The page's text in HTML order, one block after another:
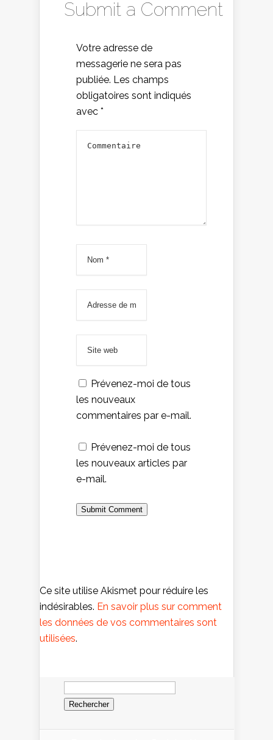
Submit a Comment
Votre adresse de
messagerie ne sera pas
publiée. Les champs
obligatoires sont indiqués
avec *
Prévenez-moi de tous
les nouveaux
commentaires par e-mail.
Prévenez-moi de tous
les nouveaux articles par
e-mail.
Ce site utilise Akismet pour réduire les
indésirables. En savoir plus sur comment
les données de vos commentaires sont
utilisées.
Rechercher :